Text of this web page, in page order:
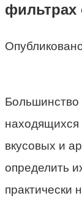
фильтрах
Большинство
вкусовых и
определить
практически